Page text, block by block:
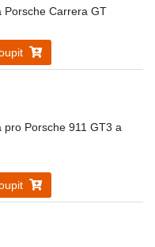
Porsche Carrera GT
pro Porsche 911 GT3 a